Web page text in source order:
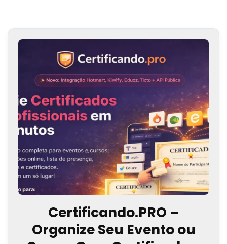
Certificando.PRO –
Organize Seu Evento ou